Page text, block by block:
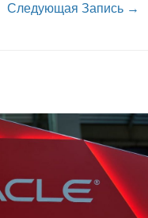
Следующая Запись →